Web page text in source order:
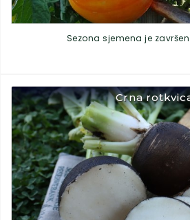
Sezona sjemena je
Crna